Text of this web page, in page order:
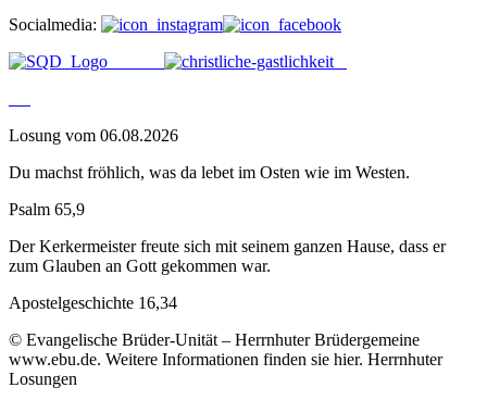
Socialmedia:
Losung vom 06.08.2026
Du machst fröhlich, was da lebet im Osten wie im Westen.
Psalm 65,9
Der Kerkermeister freute sich mit seinem ganzen Hause, dass er
zum Glauben an Gott gekommen war.
Apostelgeschichte 16,34
© Evangelische Brüder-Unität – Herrnhuter Brüdergemeine
www.ebu.de. Weitere Informationen finden sie hier. Herrnhuter
Losungen